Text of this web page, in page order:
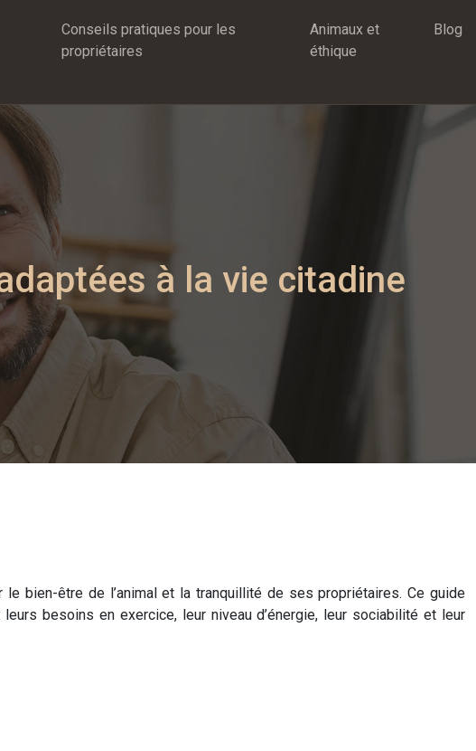
Conseils pratiques pour les
propriétaires
Animaux et
éthique
Blog
à la vie citadine
le bien-être de l’animal et la tranquillité de ses propriétaires. Ce guide
besoins en exercice, leur niveau d’énergie, leur sociabilité et leur